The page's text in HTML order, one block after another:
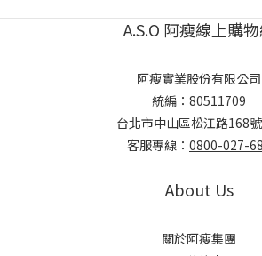
A.S.O 阿瘦線上購
阿瘦實業股份有限公司
統編：80511709
台北市中山區松江路168
客服專線： 0800-027-
About Us
關於阿瘦集團